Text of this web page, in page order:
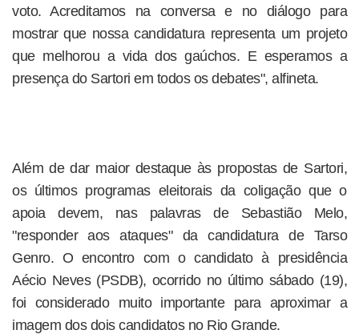
voto. Acreditamos na conversa e no diálogo para
mostrar que nossa candidatura representa um projeto
que melhorou a vida dos gaúchos. E esperamos a
presença do Sartori em todos os debates", alfineta.
Além de dar maior destaque às propostas de Sartori,
os últimos programas eleitorais da coligação que o
apoia devem, nas palavras de Sebastião Melo,
"responder aos ataques" da candidatura de Tarso
Genro. O encontro com o candidato à presidência
Aécio Neves (PSDB), ocorrido no último sábado (19),
foi considerado muito importante para aproximar a
imagem dos dois candidatos no Rio Grande.